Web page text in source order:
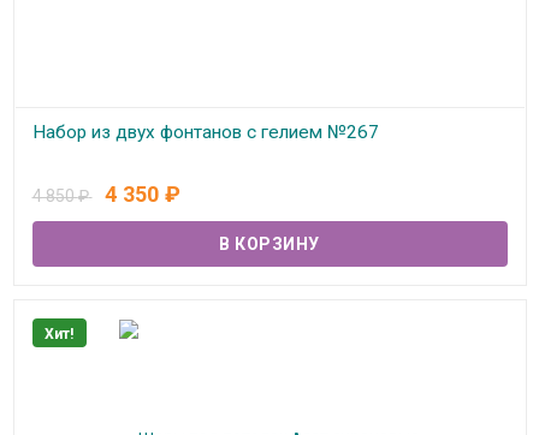
Набор из двух фонтанов с гелием №267
4 850₽ 4 350 ₽
Хит!